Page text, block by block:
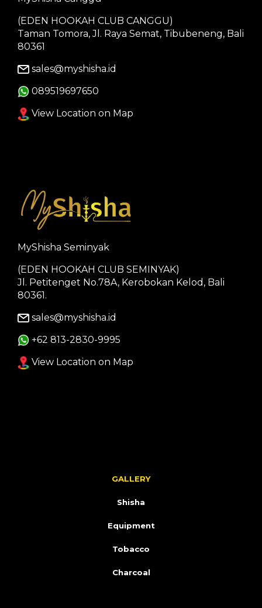
(EDEN HOOKAH CLUB CANGGU)
Taman Tomora, Jl. Raya Semat, Tibubeneng, Bali
80361
sales@myshisha.id
089519697650
View Location on Map
MyShisha Seminyak
(EDEN HOOKAH CLUB SEMINYAK)
Jl. Petitenget No.78A, Kerobokan Kelod, Bali
80361.
sales@myshisha.id
+62 813-2830-9995
View Location on Map
GALLERY
Shisha
Equipment
Tobacco
Charcoal